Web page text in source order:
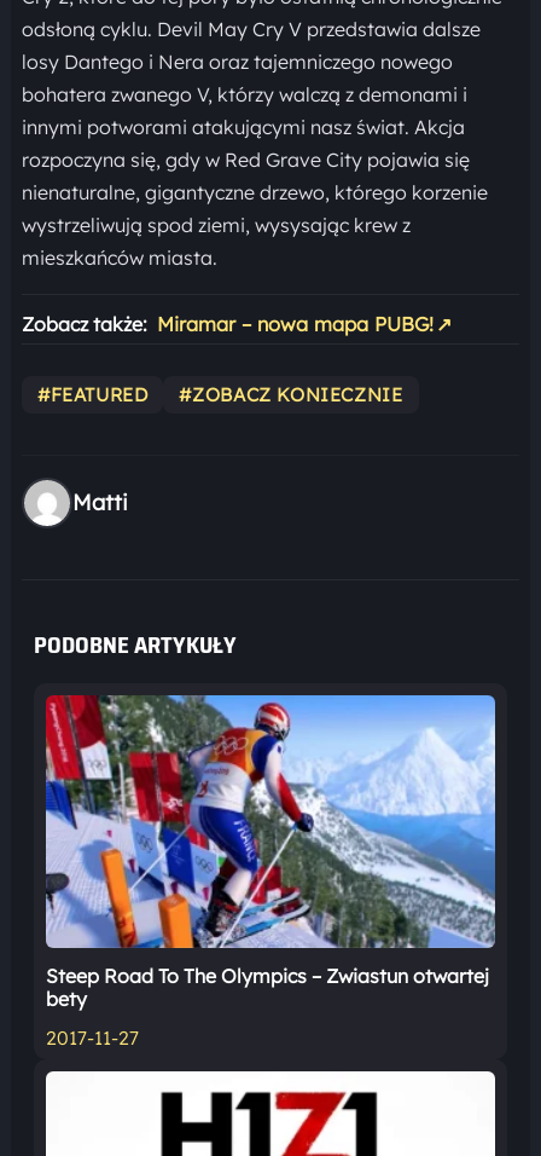
odsłoną cyklu. Devil May Cry V przedstawia dalsze
losy Dantego i Nera oraz tajemniczego nowego
bohatera zwanego V, którzy walczą z demonami i
innymi potworami atakującymi nasz świat. Akcja
rozpoczyna się, gdy w Red Grave City pojawia się
nienaturalne, gigantyczne drzewo, którego korzenie
wystrzeliwują spod ziemi, wysysając krew z
mieszkańców miasta.
Zobacz także: Miramar – nowa mapa PUBG! ↗
#FEATURED #ZOBACZ KONIECZNIE
Matti
PODOBNE ARTYKUŁY
Steep Road To The Olympics – Zwiastun otwartej
bety
2017-11-27